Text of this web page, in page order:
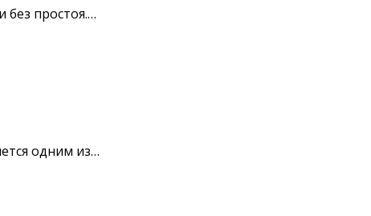
простоя.…
одним из…